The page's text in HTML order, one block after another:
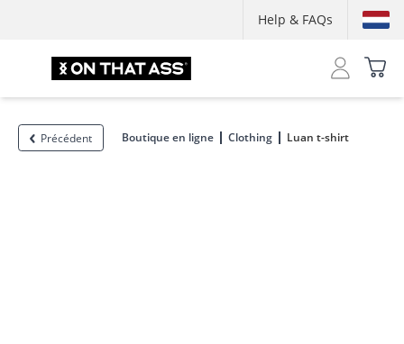
Help & FAQs
Précédent Boutique en ligne Clothing Luan t-shirt